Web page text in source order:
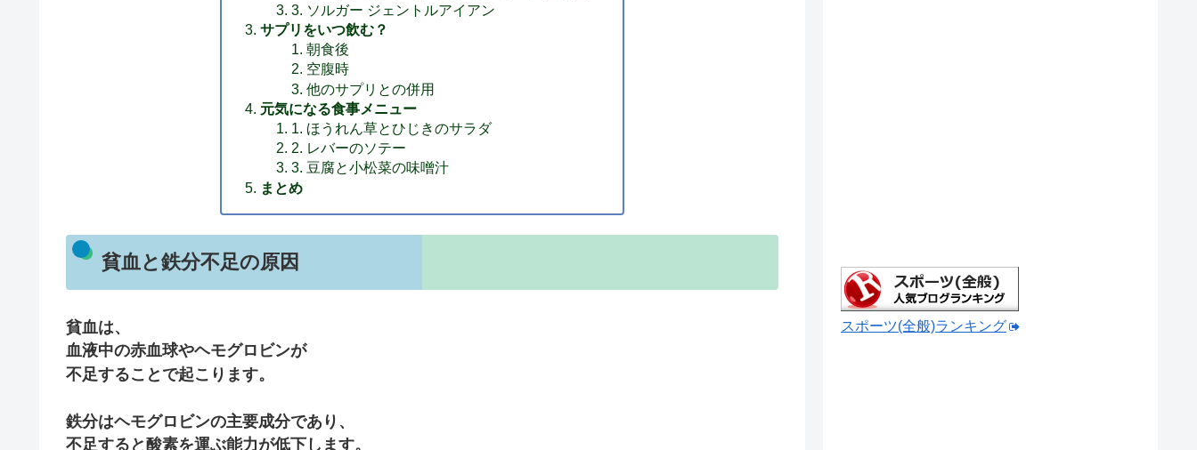
3. ソルガー ジェントルアイアン
サプリをいつ飲む？
朝食後
空腹時
他のサプリとの併用
元気になる食事メニュー
1. ほうれん草とひじきのサラダ
2. レバーのソテー
3. 豆腐と小松菜の味噌汁
まとめ
貧血と鉄分不足の原因
貧血は、
血液中の赤血球やヘモグロビンが
不足することで起こります。
鉄分はヘモグロビンの主要成分であり、
不足すると酸素を運ぶ能力が低下します。
スポーツ(全般)ランキング